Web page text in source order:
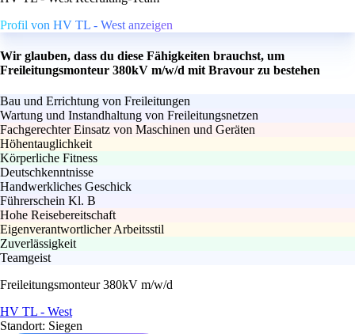
Profil von HV TL - West anzeigen
Wir glauben, dass du diese Fähigkeiten brauchst, um
Freileitungsmonteur 380kV m/w/d mit Bravour zu bestehen
Bau und Errichtung von Freileitungen
Wartung und Instandhaltung von Freileitungsnetzen
Fachgerechter Einsatz von Maschinen und Geräten
Höhentauglichkeit
Körperliche Fitness
Deutschkenntnisse
Handwerkliches Geschick
Führerschein Kl. B
Hohe Reisebereitschaft
Eigenverantwortlicher Arbeitsstil
Zuverlässigkeit
Teamgeist
Freileitungsmonteur 380kV m/w/d
HV TL - West
Standort: Siegen